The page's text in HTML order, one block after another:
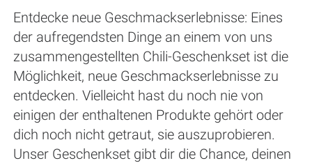
Entdecke neue Geschmackserlebnisse: Eines
der aufregendsten Dinge an einem von uns
zusammengestellten Chili-Geschenkset ist die
Möglichkeit, neue Geschmackserlebnisse zu
entdecken. Vielleicht hast du noch nie von
einigen der enthaltenen Produkte gehört oder
dich noch nicht getraut, sie auszuprobieren.
Unser Geschenkset gibt dir die Chance, deinen